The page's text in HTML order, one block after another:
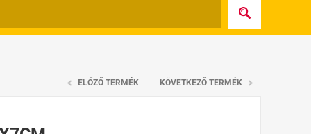
ELŐZŐ TERMÉK KÖVETKEZŐ TERMÉK